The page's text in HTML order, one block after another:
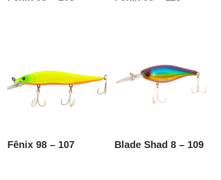
Fênix 98 – 107 Blade Shad 8 – 109